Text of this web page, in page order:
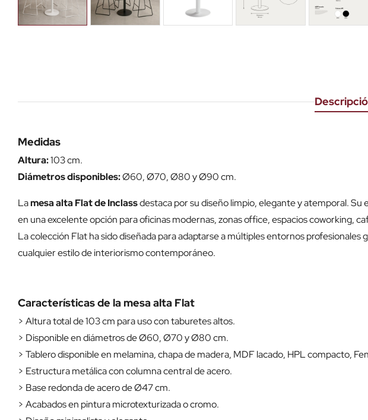
Medidas
Altura:103 cm.
Diámetros disponibles:Ø60, Ø70, Ø80 y Ø90 cm.
Lamesa alta Flat de Inclassdestaca por su diseño limpio, elegante y atemporal.
en una excelente opción para oficinas modernas, zonas office, espacios coworking,
La colección Flat ha sido diseñada para adaptarse a múltiples entornos
cualquier estilo de interiorismo contemporáneo.
Características de la mesa alta Flat
> Altura total de 103 cm para uso con taburetes altos.
> Disponible en diámetros de Ø60, Ø70 y Ø80 cm.
> Tablero disponible en melamina, chapa de madera, MDF lacado, HPL compacto,
> Estructura metálica con columna central de acero.
> Base redonda de acero de Ø47 cm.
> Acabados en pintura microtexturizada o cromo.